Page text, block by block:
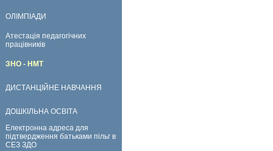
ОЛІМПІАДИ
Атестація педагогічних
працівників
ЗНО - НМТ
ДИСТАНЦІЙНЕ НАВЧАННЯ
ДОШКІЛЬНА ОСВІТА
Електронна адреса для
підтвердження батьками пільг в
СЕЗ ЗДО